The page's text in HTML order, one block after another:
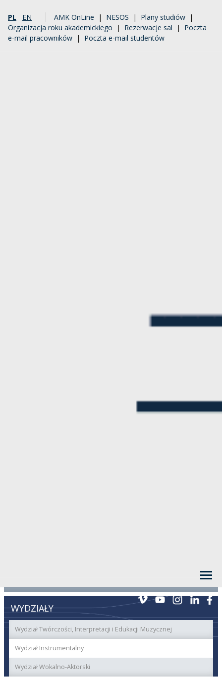
PL EN AMK OnLine | NESOS | Plany studiów |
Organizacja roku akademickiego | Rezerwacje sal | Poczta
e-mail pracowników | Poczta e-mail studentów
WYDZIAŁY
Wydział Twórczości, Interpretacji i Edukacji Muzycznej
Wydział Instrumentalny
Wydział Wokalno-Aktorski